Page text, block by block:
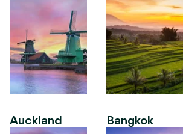
Auckland Bangkok